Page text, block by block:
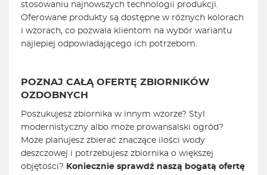
stosowaniu najnowszych technologii produkcji.
Oferowane produkty są dostępne w różnych kolorach
i wzorach, co pozwala klientom na wybór wariantu
najlepiej odpowiadającego ich potrzebom.
POZNAJ CAŁĄ OFERTĘ ZBIORNIKÓW
OZDOBNYCH
Poszukujesz zbiornika w innym wzorze? Styl
modernistyczny albo może prowansalski ogród?
Może planujesz zbierać znaczące ilości wody
deszczowej i potrzebujesz zbiornika o większej
objętości? Koniecznie sprawdź naszą bogatą ofertę